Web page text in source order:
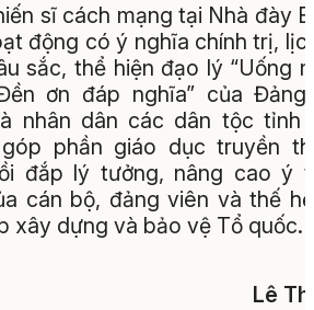
sĩ cách mạng tại Nhà đày
động có ý nghĩa chính trị,
sắc, thể hiện đạo lý “Uống
ơn đáp nghĩa” của
nhân dân các dân tộc tỉnh
phần giáo dục truyền
đắp lý tưởng, nâng cao ý
cán bộ, đảng viên và thế
xây dựng và bảo vệ Tổ quốc.
Lê